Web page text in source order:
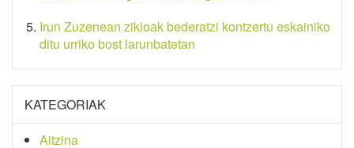
Irun Zuzenean zikloak bederatzi kontzertu eskainiko
ditu urriko bost larunbatetan
KATEGORIAK
Aitzina